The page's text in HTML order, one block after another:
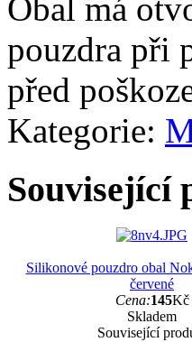
Obal má
pouzdra při
před
Kategorie:
Související
Silikonové pouzdro obal
červené
Cena:145Kč
Skladem
Související